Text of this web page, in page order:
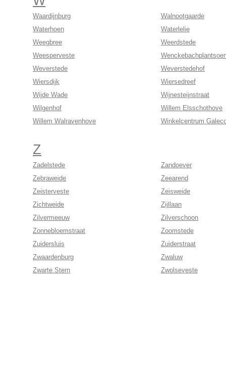
Waardijnburg
Walnootgaarde
Waterhoen
Waterlelie
Weegbree
Weerdstede
Weesperveste
Weverstede
Weverstedehof
Wiersdijk
Wiersedreef
Wijde Wade
Wijnesteijnstraat
Wilgenhof
Willem Elsschothove
Willem Walravenhove
Winkelcentrum
Z
Zadelstede
Zandoever
Zebraweide
Zeearend
Zeisterveste
Zeisweide
Zichtweide
Zijllaan
Zilvermeeuw
Zilverschoon
Zonnebloemstraat
Zoomstede
Zuidersluis
Zuiderstraat
Zwaardenburg
Zwaluw
Zwarte Stern
Zwolseveste